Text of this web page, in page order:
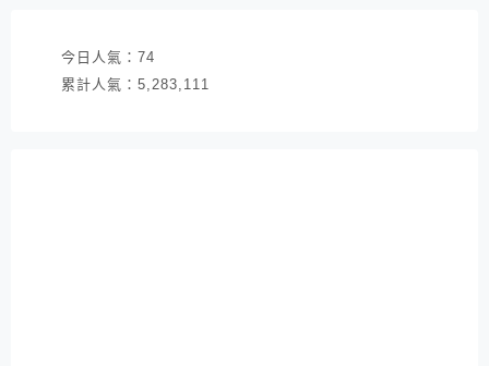
今日人氣： 74
累計人氣： 5,283,111